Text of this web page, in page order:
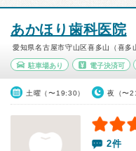
あかほり歯科医院
愛知県名古屋市守山区喜多山（喜多
駐車場あり 電子決済可
土曜（〜19:30） 夜（〜
2件